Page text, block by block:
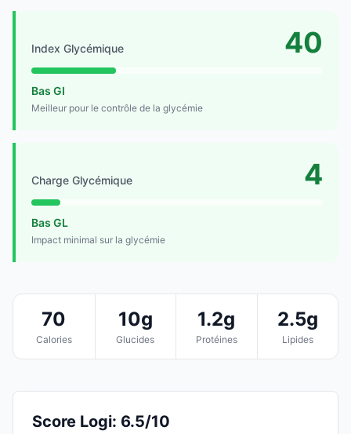
Index Glycémique 40
Bas GI
Meilleur pour le contrôle de la glycémie
Charge Glycémique 4
Bas GL
Impact minimal sur la glycémie
70
Calories
10g
Glucides
1.2g
Protéines
2.5g
Lipides
Score Logi: 6.5/10